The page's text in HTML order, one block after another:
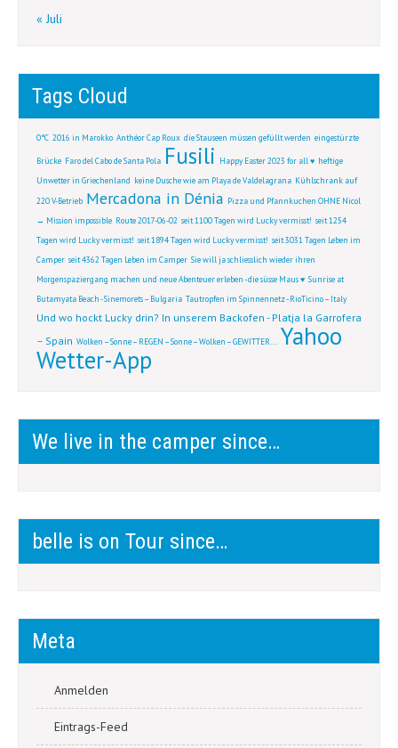
« Juli
Tags Cloud
0°C 2016 in Marokko Anthéor Cap Roux die Stauseen müssen gefüllt werden eingestürzte
Brücke Faro del Cabo de Santa Pola Fusili Happy Easter 2023 for all ♥ heftige
Unwetter in Griechenland keine Dusche wie am Playa de Valdelagrana Kühlschrank auf
220 V-Betrieb Mercadona in Dénia Pizza und Pfannkuchen OHNE Nicol
→ Mission impossible Route 2017-06-02 seit 1100 Tagen wird Lucky vermisst! seit 1254
Tagen wird Lucky vermisst! seit 1894 Tagen wird Lucky vermisst! seit 3031 Tagen Leben im
Camper seit 4362 Tagen Leben im Camper Sie will ja schliesslich wieder ihren
Morgenspaziergang machen und neue Abenteuer erleben - die süsse Maus ♥ Sunrise at
Butamyata Beach - Sinemorets – Bulgaria Tautropfen im Spinnennetz - RioTicino – Italy
Und wo hockt Lucky drin? In unserem Backofen - Platja la Garrofera
– Spain Wolken – Sonne – REGEN – Sonne – Wolken – GEWITTER... Yahoo
Wetter-App
We live in the camper since…
belle is on Tour since…
Meta
Anmelden
Eintrags-Feed